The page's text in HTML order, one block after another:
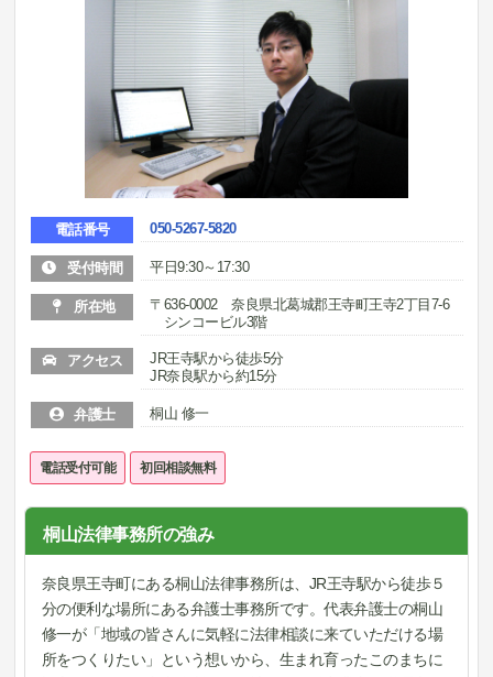
電話番号 050-5267-5820
受付時間 平日9:30～17:30
所在地
〒636-0002 奈良県北葛城郡王寺町王寺2丁目7-6
シンコービル3階
アクセス
JR王寺駅から徒歩5分
JR奈良駅から約15分
弁護士 桐山 修一
電話受付可能 初回相談無料
桐山法律事務所の強み
奈良県王寺町にある桐山法律事務所は、JR王寺駅から徒歩５
分の便利な場所にある弁護士事務所です。代表弁護士の桐山
修一が「地域の皆さんに気軽に法律相談に来ていただける場
所をつくりたい」という想いから、生まれ育ったこのまちに